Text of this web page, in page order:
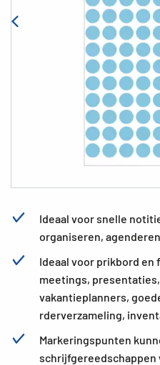
Ideaal voor snelle
organiseren,
Ideaal voor prikbord
meetings,
vakantieplanners,
rderverzameling,
Markeringspunten